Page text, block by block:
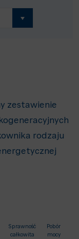
zestawienie
rodzaju
Sprawność
całkowita
Pobór
mocy